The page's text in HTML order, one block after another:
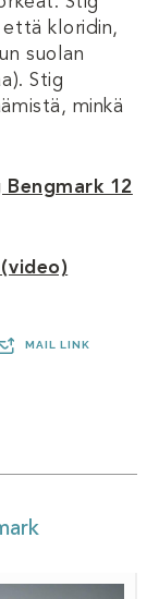
että kloridin,
suolan
Stig
minkä
Bengmark 12
MAIL LINK